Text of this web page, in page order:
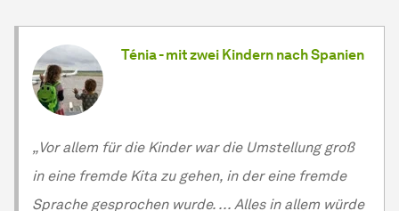
Ténia - mit zwei Kindern nach Spanien
„Vor allem für die Kinder war die Umstellung groß
in eine fremde Kita zu gehen, in der eine fremde
Sprache gesprochen wurde. ... Alles in allem würde